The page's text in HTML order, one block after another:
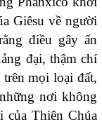
Giêsu về người
điều gây ấn
đại, thậm chí
mọi loại đất,
nơi không
của Thiên Chúa